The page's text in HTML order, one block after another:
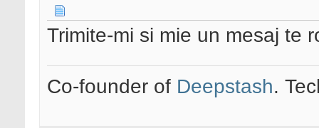
Trimite-mi si mie un mesaj te
Co-founder of Deepstash.